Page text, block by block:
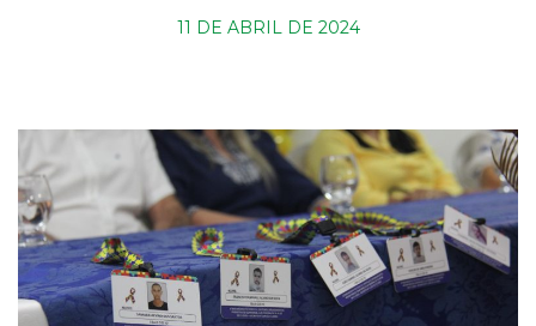
11 DE ABRIL DE 2024